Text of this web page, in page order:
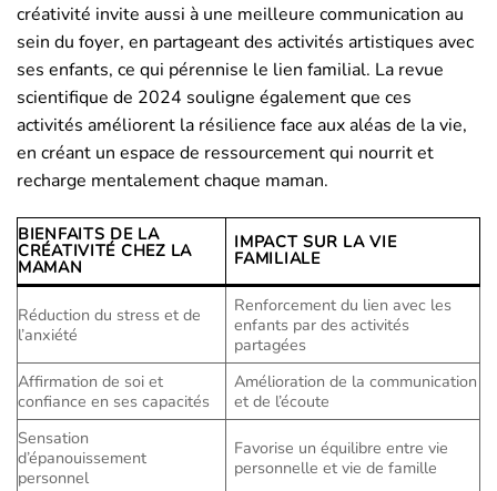
créativité invite aussi à une meilleure communication au
sein du foyer, en partageant des activités artistiques avec
ses enfants, ce qui pérennise le lien familial. La revue
scientifique de 2024 souligne également que ces
activités améliorent la résilience face aux aléas de la vie,
en créant un espace de ressourcement qui nourrit et
recharge mentalement chaque maman.
BIENFAITS DE LA
CRÉATIVITÉ CHEZ LA
MAMAN
IMPACT SUR LA VIE
FAMILIALE
Réduction du stress et de
l’anxiété
Renforcement du lien avec les
enfants par des activités
partagées
Affirmation de soi et
confiance en ses capacités
Amélioration de la communication
et de l’écoute
Sensation
d’épanouissement
personnel
Favorise un équilibre entre vie
personnelle et vie de famille